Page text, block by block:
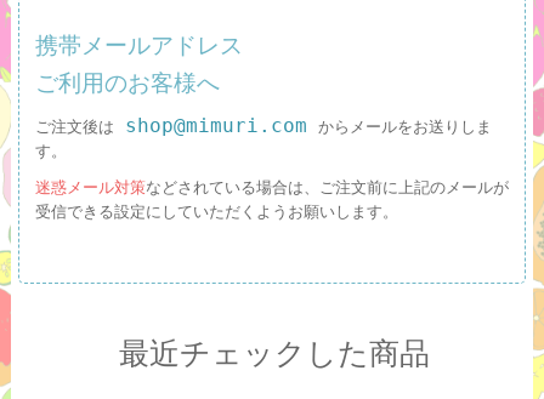
携帯メールアドレス
ご利用のお客様へ
ご注文後は shop@mimuri.com
からメールをお送りしま
す。
迷惑メール対策などされている場合は、ご注文前に上記のメールが
受信できる設定にしていただくようお願いします。
最近チェックした商品